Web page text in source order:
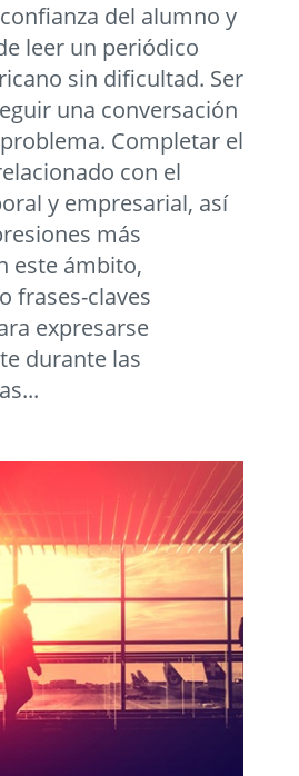
del alumno y
leer un periódico
sin dificultad. Ser
una conversación
Completar el
con el
y empresarial, así
más
este ámbito,
frases-claves
expresarse
durante las